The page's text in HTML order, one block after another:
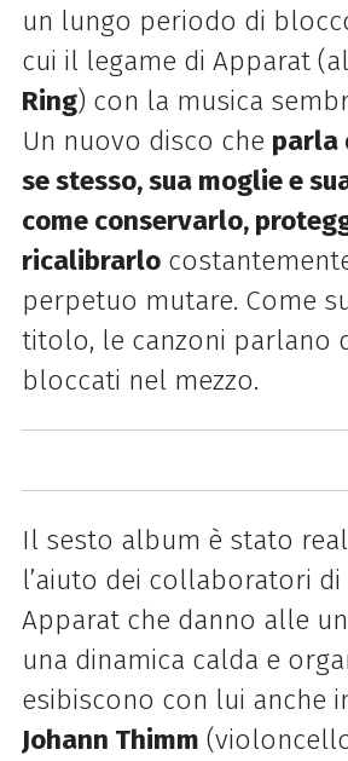
un lungo periodo di
cui il legame di Apparat
Ring) con la musica
Un nuovo disco che parla
se stesso, sua moglie e
come conservarlo,
ricalibrarlo
perpetuo mutare. Come
titolo, le canzoni parlano
bloccati nel mezzo.
Il sesto album è stato
l’aiuto dei collaboratori
Apparat che danno alle
una dinamica calda e
esibiscono con lui anche
Johann Thimm